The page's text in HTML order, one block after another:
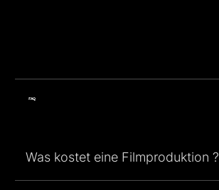
FAQ
Was kostet eine Filmproduktion ?